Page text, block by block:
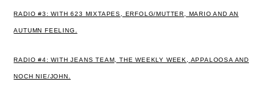
RADIO #3: WITH 623 MIXTAPES, ERFOLG/MUTTER, MARIO AND AN
AUTUMN FEELING.
RADIO #4:WITH JEANS TEAM, THE WEEKLY WEEK, APPALOOSA AND
NOCH NIE/JOHN.